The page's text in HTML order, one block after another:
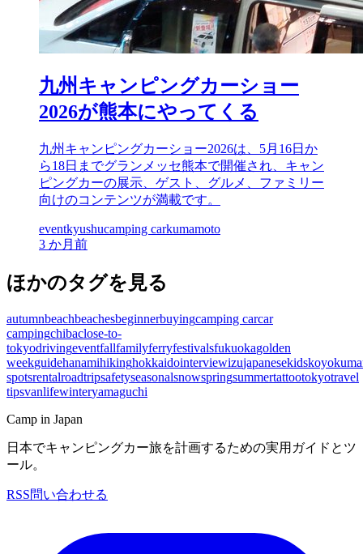
九州キャンピングカーショー
2026が熊本にやってくる
九州キャンピングカーショー2026は、5月16日か
ら18日までグランメッセ熊本で開催され、キャン
ピングカーの展示、ゲスト、グルメ、ファミリー
向けのコンテンツが満載です。
eventkyushucamping carkumamoto
3 か月前
ほかのタグを見る
autumnbeachbeachesbeginnerbuyingcamping carcar
campingchibaclose-to-
tokyodrivingeventfallfamilyferryfestivalsfukuokagolden
weekguidehanamihikinghokkaidointerviewizujapanesekidskoyo
spotsrentalroadtripsafetyseasonalsnowspringsummertattootokyotravel
tipsvanlifewinteryamaguchi
Camp in Japan
日本でキャンピングカー旅を計画するための実用ガイドとツ
ール。
RSS問い合わせる